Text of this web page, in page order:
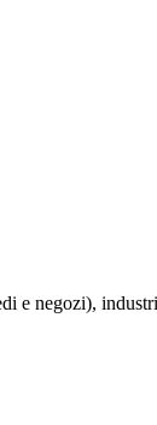
e negozi),